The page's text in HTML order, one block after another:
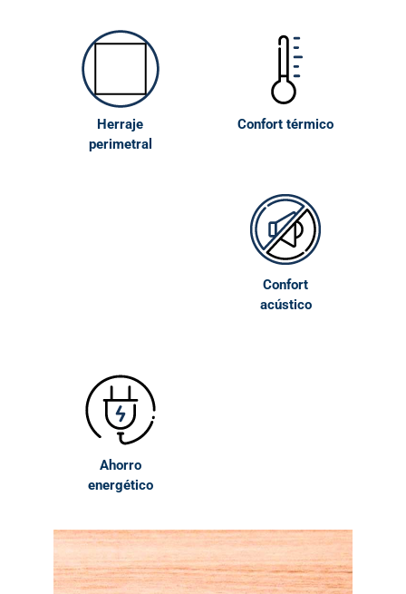
Herraje
perimetral
Confort térmico
Confort
acústico
Ahorro
energético